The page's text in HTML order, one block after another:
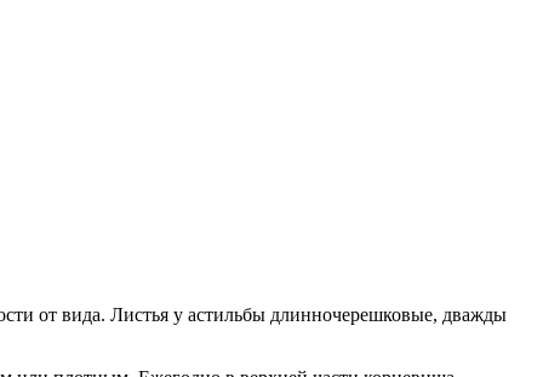
от вида. Листья у астильбы длинночерешковые, дважды